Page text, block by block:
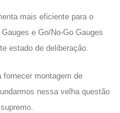
mais eficiente para o
e Go/No-Go Gauges
estado de deliberação.
fornecer montagem de
nessa velha questão